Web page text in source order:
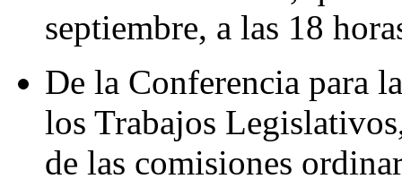
septiembre, a las 18
De la Conferencia para
los Trabajos
de las comisiones